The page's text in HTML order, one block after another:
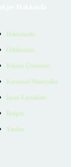
Hakkımızda
Ödüllerimiz
Reklam Çözümleri
Kurumsal Materyaller
İnsan Kaynakları
İletişim
Yardım